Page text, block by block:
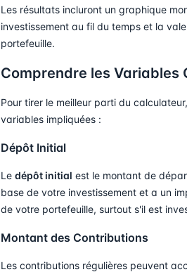
Les résultats incluront un graphique
investissement au fil du temps et la
portefeuille.
Comprendre les Variables
Pour tirer le meilleur parti du
variables impliquées :
Dépôt Initial
Le dépôt initial est le montant de
base de votre investissement et a un
de votre portefeuille, surtout s'il est
Montant des Contributions
Les contributions régulières peuvent